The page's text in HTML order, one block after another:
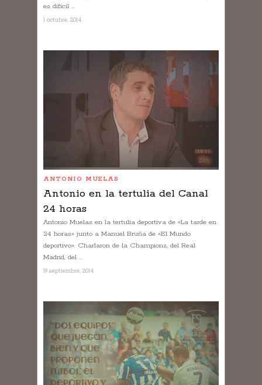
es difícil ...
1 octubre, 2014
ANTONIO MUELAS
Antonio en la tertulia del Canal
24 horas
Antonio Muelas en la tertulia deportiva de «La tarde en
24 horas» junto a Manuel Bruña de «El Mundo
deportivo». Charlaron de la Champions, del Real
Madrid, del ...
19 septiembre, 2014